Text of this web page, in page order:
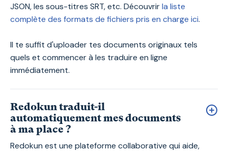
JSON, les sous-titres SRT, etc. Découvrirla liste
complète des formats de fichiers pris en charge ici.
Il te suffit d'uploader tes documents originaux tels
quels et commencer à les traduire en ligne
immédiatement.
Redokun traduit-il
automatiquement mes documents
à ma place ?
Redokun est une plateforme collaborative qui aide,